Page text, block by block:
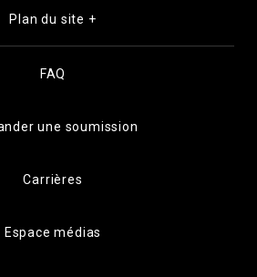
Plan du site +
FAQ
une soumission
Carrières
Espace médias